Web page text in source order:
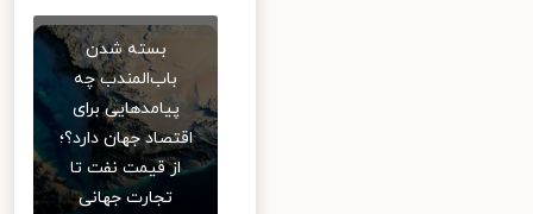
بسته شدن
باب‌المندب چه
پیامدهایی برای
اقتصاد جهان دارد؟؛
از قیمت نفت تا
تجارت جهانی